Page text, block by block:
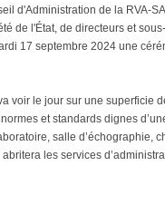
d'Administration de la RVA-
de l'État, de directeurs et
17 septembre 2024 une
voir le jour sur une superficie
et standards dignes
salle d’échographie,
les services